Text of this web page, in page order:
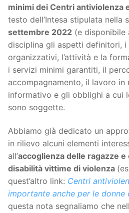
minimi dei Centri antiviolenza
testo dell’Intesa stipulata nella
settembre 2022 (e disponibile
disciplina gli aspetti definitori,
organizzativi, l’attività e la
i servizi minimi garantiti, il
accompagnamento, il lavoro in
informativo e gli obblighi a cui
sono soggette.
Abbiamo già dedicato un
in rilievo alcuni elementi
all’accoglienza delle ragazze e
disabilità vittime di violenza
quest’altro link: Centri
importante anche per le donne
questa nota segnaliamo che